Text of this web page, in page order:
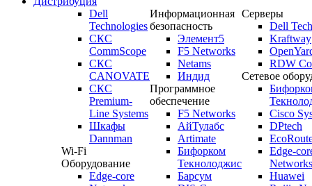
Dell
Technologies
СКС
CommScope
СКС
CANOVATE
СКС
Premium-
Line Systems
Шкафы
Dannman
Wi-Fi
Оборудование
Edge-core
Информационная
безопасность
Элемент5
F5 Networks
Netams
Индид
Программное
обеспечение
F5 Networks
АйТулабс
Artimate
Бифорком
Текнолоджис
Барсум
Серверы
Dell
Kraftway
RDW
Сетевое
Cisco
DPtech
Edge-
Networks
Huawei